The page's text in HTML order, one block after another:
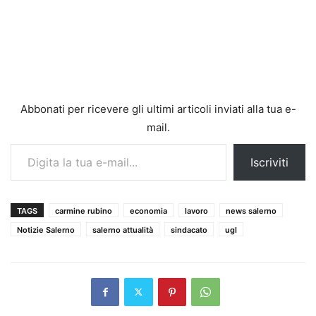
Abbonati per ricevere gli ultimi articoli inviati alla tua e-
mail.
Digita la tua e-mail...
Iscriviti
TAGS carmine rubino economia lavoro
news salerno
Notizie Salerno
salerno attualità sindacato ugl